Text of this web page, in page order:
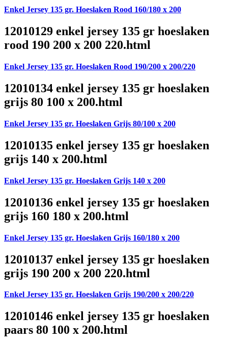
Enkel Jersey 135 gr. Hoeslaken Rood 160/180 x 200
12010129 enkel jersey 135 gr hoeslaken
rood 190 200 x 200 220.html
Enkel Jersey 135 gr. Hoeslaken Rood 190/200 x 200/220
12010134 enkel jersey 135 gr hoeslaken
grijs 80 100 x 200.html
Enkel Jersey 135 gr. Hoeslaken Grijs 80/100 x 200
12010135 enkel jersey 135 gr hoeslaken
grijs 140 x 200.html
Enkel Jersey 135 gr. Hoeslaken Grijs 140 x 200
12010136 enkel jersey 135 gr hoeslaken
grijs 160 180 x 200.html
Enkel Jersey 135 gr. Hoeslaken Grijs 160/180 x 200
12010137 enkel jersey 135 gr hoeslaken
grijs 190 200 x 200 220.html
Enkel Jersey 135 gr. Hoeslaken Grijs 190/200 x 200/220
12010146 enkel jersey 135 gr hoeslaken
paars 80 100 x 200.html